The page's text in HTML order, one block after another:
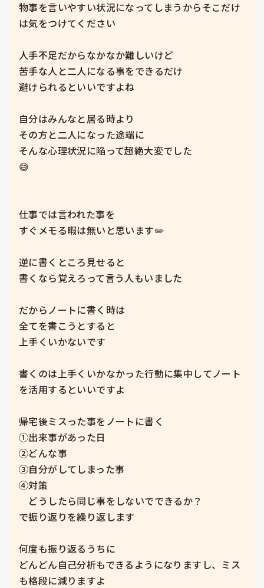
物事を言いやすい状況になってしまうからそこだけ
は気をつけてください
人手不足だからなかなか難しいけど
苦手な人と二人になる事をできるだけ
避けられるといいですよね
自分はみんなと居る時より
その方と二人になった途端に
そんな心理状況に陥って超絶大変でした
😅
仕事では言われた事を
すぐメモる暇は無いと思います✏️
逆に書くところ見せると
書くなら覚えろって言う人もいました
だからノートに書く時は
全てを書こうとすると
上手くいかないです
書くのは上手くいかなかった行動に集中してノート
を活用するといいですよ
帰宅後ミスった事をノートに書く
①出来事があった日
②どんな事
③自分がしてしまった事
④対策
どうしたら同じ事をしないでできるか？
で振り返りを繰り返します
何度も振り返るうちに
どんどん自己分析もできるようになりますし、ミス
も格段に減りますよ